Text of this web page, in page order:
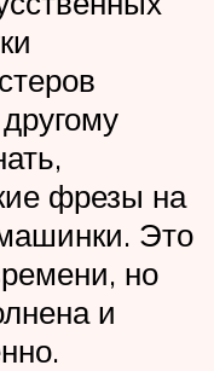
фрезы на
Это
но
и